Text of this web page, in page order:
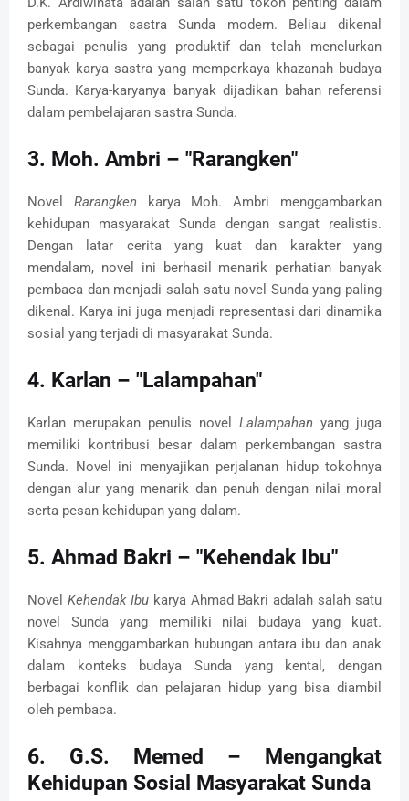
perkembangan sastra Sunda modern. Beliau dikenal
sebagai penulis yang produktif dan telah menelurkan
banyak karya sastra yang memperkaya khazanah budaya
Sunda. Karya-karyanya banyak dijadikan bahan referensi
dalam pembelajaran sastra Sunda.
3. Moh. Ambri – "Rarangken"
Novel Rarangken karya Moh. Ambri menggambarkan
kehidupan masyarakat Sunda dengan sangat realistis.
Dengan latar cerita yang kuat dan karakter yang
mendalam, novel ini berhasil menarik perhatian banyak
pembaca dan menjadi salah satu novel Sunda yang paling
dikenal. Karya ini juga menjadi representasi dari dinamika
sosial yang terjadi di masyarakat Sunda.
4. Karlan – "Lalampahan"
Karlan merupakan penulis novel Lalampahan yang juga
memiliki kontribusi besar dalam perkembangan sastra
Sunda. Novel ini menyajikan perjalanan hidup tokohnya
dengan alur yang menarik dan penuh dengan nilai moral
serta pesan kehidupan yang dalam.
5. Ahmad Bakri – "Kehendak Ibu"
Novel Kehendak Ibukarya Ahmad Bakri adalah salah satu
novel Sunda yang memiliki nilai budaya yang kuat.
Kisahnya menggambarkan hubungan antara ibu dan anak
dalam konteks budaya Sunda yang kental, dengan
berbagai konflik dan pelajaran hidup yang bisa diambil
oleh pembaca.
6. G.S. Memed – Mengangkat
Kehidupan Sosial Masyarakat Sunda